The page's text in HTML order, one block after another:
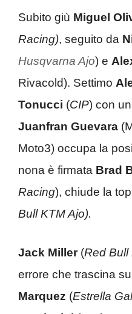
Subito giù Miguel
Racing), seguito da
Husqvarna Ajo) e
Rivacold). Settimo
Tonucci (CIP) con
Juanfran Guevara
Moto3) occupa la
nona è firmata Brad
Racing), chiude la
Bull KTM Ajo).
Jack Miller(Red Bull
errore che trascina
Marquez (Estrella